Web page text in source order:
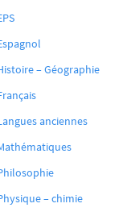
– Géographie
anciennes
– chimie